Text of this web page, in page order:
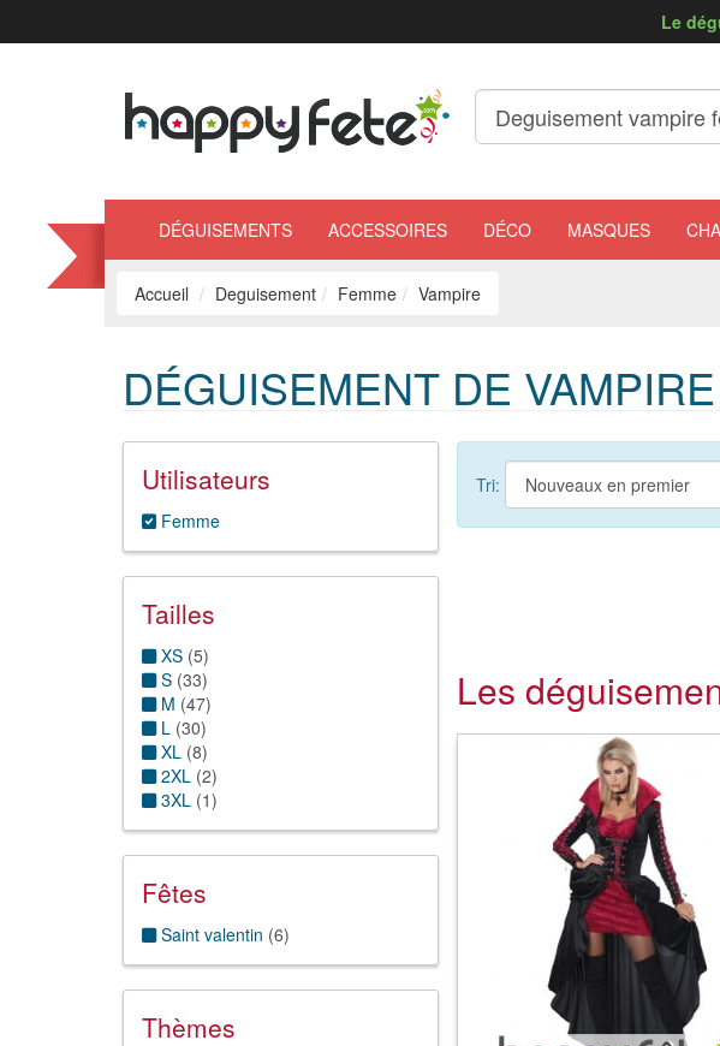
Le
DÉGUISEMENTS ACCESSOIRES DÉCO MASQUES
Accueil Deguisement Femme Vampire
DÉGUISEMENT DE
Utilisateurs
Femme
Tailles
XS (5)
S (33)
M (47)
L (30)
XL (8)
2XL (2)
3XL (1)
Fêtes
Saint valentin (6)
Thèmes
Tri:
Les